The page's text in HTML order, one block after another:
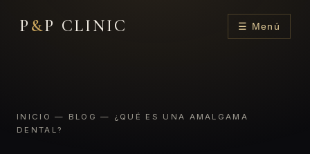
P &P CLINIC ☰ Menú
INICIO — BLOG — ¿QUÉ ES UNA AMALGAMA
DENTAL?